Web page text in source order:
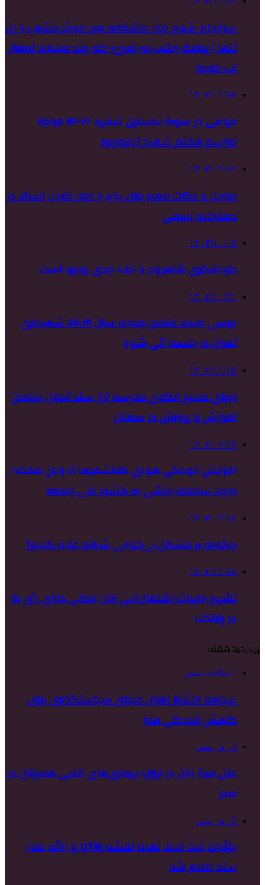
سرانجام شوم قرار عاشقانه مرد خوش‌مشرب با زن
تنها | پیامک «شب به خیری» که چند میلیارد تومان
آب خورد!
۱۴۰۴/۰۱/۱۴
میامی در سوگ نخستین شهید ۱۴۰۴ فراجا؛
مراسم هفتم شهید تیمورپور
۱۴۰۳/۰۹/۱۹
مراحل و نکات مهم برای برابر با اصل کردن اسناد در
دفترخانه رسمی
۱۴۰۳/۱۰/۰۵
گردشگری شاهرود با خلاء جدی روبرو است
۱۴۰۲/۱۰/۲۱
بررسی لایحه متمم بودجه سال ۱۴۰۳ شهرداری
تهران در جلسه آتی شورا
۱۴۰۲/۱۱/۱۵
اجرای صحیح الگوی مدرسه تراز سند تحول بنیادین
آموزش و پرورش در سمنان
۱۴۰۳/۰۹/۲۷
افزایش آلودگی هوای کلانشهرها تا پایان هفته/
ورود سامانه بارشی به کشور طی جمعه
۱۴۰۳/۰۹/۱۶
چگونه بر مشکل بی‌خوابی شبانه غلبه کنیم؟
۱۴۰۲/۱۱/۱۸
تشریح جزییات اشتغال‌زایی زنان زندانی دارای رأی باز
در پایتخت
پربازدید هفته
7 ساعت پیش
سیاهه انتشار تهران مبنای سیاستگذاری برای
کاهش آلودگی هوا
1 روز پیش
علل مرگ زنان در ایران؛ بیماری‌های قلبی همچنان در
صدر
2 روز پیش
جزئیات ثبت ادعا، تهیه نقشه UTM و ارائه مادر
سند اعلام شد